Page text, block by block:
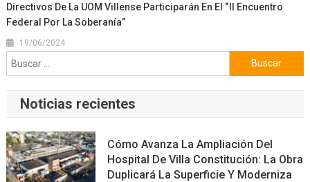
Directivos De La UOM Villense Participarán En El “II Encuentro
Federal Por La Soberanía”
19/06/2024
Buscar:
Noticias recientes
Cómo Avanza La Ampliación Del
Hospital De Villa Constitución: La Obra
Duplicará La Superficie Y Moderniza